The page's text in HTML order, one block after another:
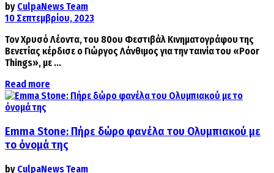
by CulpaNews Team
10 Σεπτεμβρίου, 2023
Τον Χρυσό Λέοντα, του 80ου Φεστιβάλ Κινηματογράφου της
Βενετίας κέρδισε ο Γιώργος Λάνθιμος για την ταινία του «Poor
Things», με ...
Read more
Emma Stone: Πήρε δώρο φανέλα του Ολυμπιακού με
το όνομά της
by CulpaNews Team